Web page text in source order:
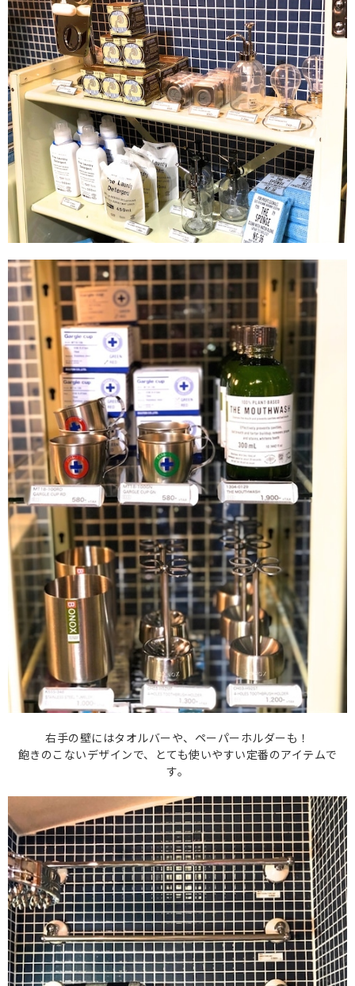
右手の壁にはタオルバーや、ペーパーホルダーも！
飽きのこないデザインで、とても使いやすい定番のアイテムで
す。